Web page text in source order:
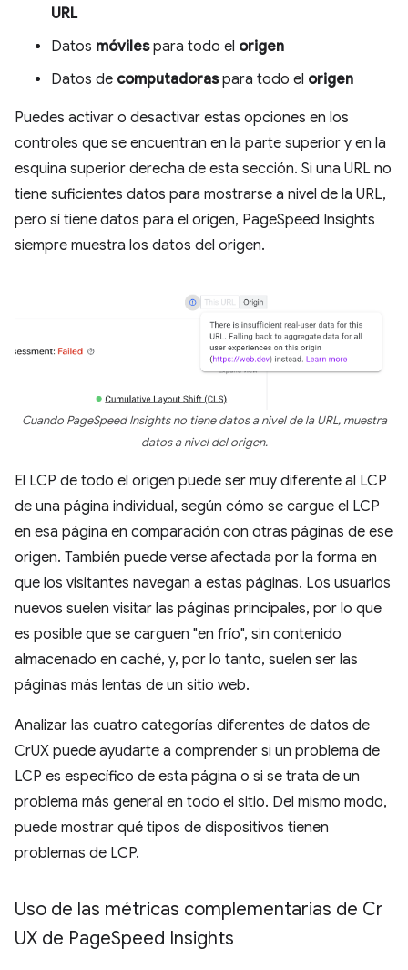
URL
Datos móvilespara todo el origen
Datos de computadoraspara todo el origen
Puedes activar o desactivar estas opciones en los
controles que se encuentran en la parte superior y en la
esquina superior derecha de esta sección. Si una URL no
tiene suficientes datos para mostrarse a nivel de la URL,
pero sí tiene datos para el origen, PageSpeed Insights
siempre muestra los datos del origen.
Cuando PageSpeed Insights no tiene datos a nivel de la URL, muestra
datos a nivel del origen.
El LCP de todo el origen puede ser muy diferente al LCP
de una página individual, según cómo se cargue el LCP
en esa página en comparación con otras páginas de ese
origen. También puede verse afectada por la forma en
que los visitantes navegan a estas páginas. Los usuarios
nuevos suelen visitar las páginas principales, por lo que
es posible que se carguen "en frío", sin contenido
almacenado en caché, y, por lo tanto, suelen ser las
páginas más lentas de un sitio web.
Analizar las cuatro categorías diferentes de datos de
CrUX puede ayudarte a comprender si un problema de
LCP es específico de esta página o si se trata de un
problema más general en todo el sitio. Del mismo modo,
puede mostrar qué tipos de dispositivos tienen
problemas de LCP.
Uso de las métricas complementarias de Cr
UX de PageSpeed Insights